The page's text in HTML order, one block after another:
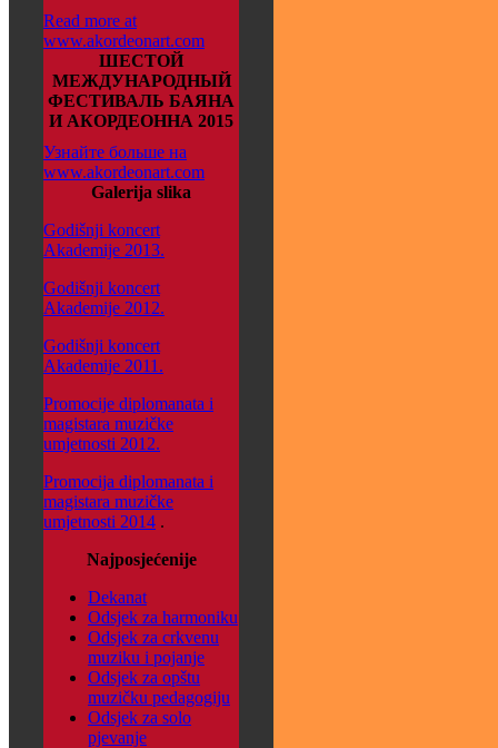
Read more at
www.akordeonart.com
ШЕСТОЙ
МЕЖДУНАРОДНЫЙ
ФЕСТИВАЛЬ БАЯНА
И АКОРДЕОННА 2015
Узнайте больше на
www.akordeonart.com
Galerija slika
Godišnji koncert
Akademije 2013.
Godišnji koncert
Akademije 2012.
Godišnji koncert
Akademije 2011.
Promocije diplomanata i
magistara muzičke
umjetnosti 2012.
Promocija diplomanata i
magistara muzičke
umjetnosti 2014 .
Najposjećenije
Dekanat
Odsjek za harmoniku
Odsjek za crkvenu
muziku i pojanje
Odsjek za opštu
muzičku pedagogiju
Odsjek za solo
pjevanje